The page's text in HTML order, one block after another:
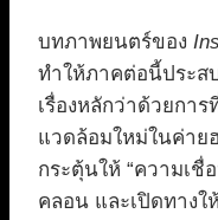
บทภาพยนตร์ของ
ทำให้ภาคต่อนี้ประส
เรื่องหลักว่าด้วยกา
แวดล้อมใหม่ในค่าย
กระตุ้นให้ “ความเชื่
คลอน และเปิดทาง